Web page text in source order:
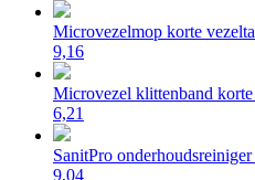
Microvezelmop korte
9,16
Microvezel klittenband
6,21
SanitPro
9,04